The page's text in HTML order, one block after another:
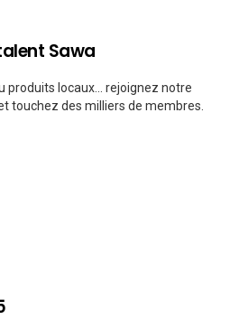
Sawa
produits locaux... rejoignez notre
touchez des milliers de membres.